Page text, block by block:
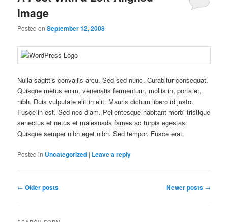
Image
Posted onSeptember 12, 2008
Nulla sagittis convallis arcu. Sed sed nunc. Curabitur consequat.
Quisque metus enim, venenatis fermentum, mollis in, porta et,
nibh. Duis vulputate elit in elit. Mauris dictum libero id justo.
Fusce in est. Sed nec diam. Pellentesque habitant morbi tristique
senectus et netus et malesuada fames ac turpis egestas.
Quisque semper nibh eget nibh. Sed tempor. Fusce erat.
Posted in Uncategorized | Leave a reply
Post
← Older posts Newer posts →